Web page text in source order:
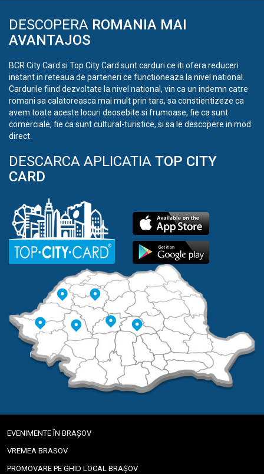
DESCOPERA ROMANIA MAI
AVANTAJOS
BCR City Card si Top City Card sunt carduri ce iti ofera reduceri
instant in reteaua de parteneri ce functioneaza la nivel national.
Cardurile fiind dezvoltate la nivel national, vin ca un indemn catre
romani sa calatoreasca mai mult prin tara, sa constientizeze ca
avem toate aceste locuri deosebite si frumoase, fie ca sunt
comerciale, fie ca sunt cultural-turistice, si sa le descopere in mod
direct.
DESCARCA APLICATIA TOP CITY
CARD
EVENIMENTE ÎN BRAȘOV
VREMEA BRASOV
PROMOVARE PE GHID LOCAL BRAȘOV